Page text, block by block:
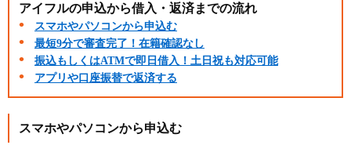
アイフルの申込から借入・返済までの流れ
スマホやパソコンから申込む
最短9分で審査完了！在籍確認なし
振込もしくはATMで即日借入！土日祝も対応可能
アプリや口座振替で返済する
スマホやパソコンから申込む